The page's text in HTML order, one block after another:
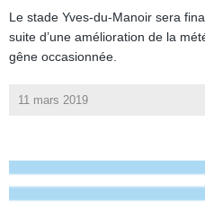
Le stade Yves-du-Manoir sera
suite d’une amélioration de la
gêne occasionnée.
11 mars 2019